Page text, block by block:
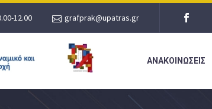
12.00 grafprak@upatras.gr
ΑΝΑΚΟΙΝΩΣΕΙΣ